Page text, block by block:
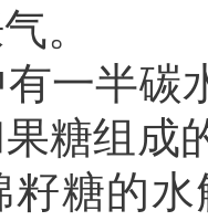
。
一半碳
糖组成
籽糖的